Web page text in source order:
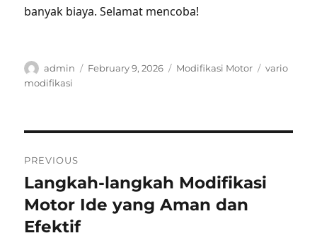
banyak biaya. Selamat mencoba!
Author
admin
Posted
February 9, 2026 Categories
Modifikasi Motor Tags
vario
modifikasi
navigation
PREVIOUS
Previous
post:
Langkah-langkah Modifikasi
Motor Ide yang Aman dan
Efektif